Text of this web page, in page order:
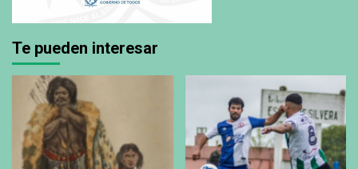
Te pueden interesar